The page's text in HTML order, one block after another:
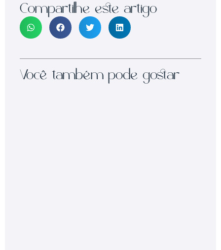
Compartilhe este artigo
Você também pode gostar